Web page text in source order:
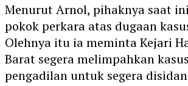
Menurut Arnol, pihaknya saat
pokok perkara atas dugaan
Olehnya itu ia meminta Kejari
Barat segera melimpahkan
pengadilan untuk segera